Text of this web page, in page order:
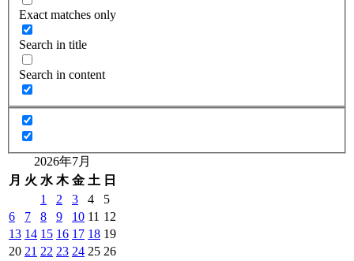
Exact matches only
Search in title
Search in content
2026年7月
月 火 水 木 金 土 日
1
2 3 4
5
6
7 8 9 10 11 12
13 14 15 16 17 18 19
20 21 22 23 24 25 26